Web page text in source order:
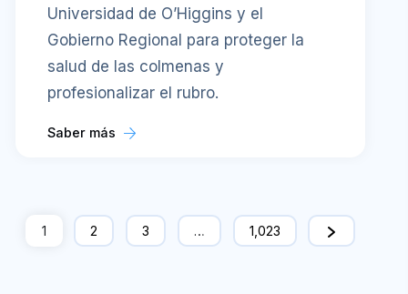
Universidad de O’Higgins y el
Gobierno Regional para proteger la
salud de las colmenas y
profesionalizar el rubro.
Saber más
1 2 3 … 1,023